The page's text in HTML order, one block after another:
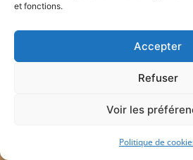
et fonctions.
Accepter
Refuser
Voir les
Politique de